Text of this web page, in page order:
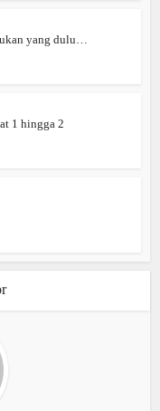
yang dulu…
1 hingga 2